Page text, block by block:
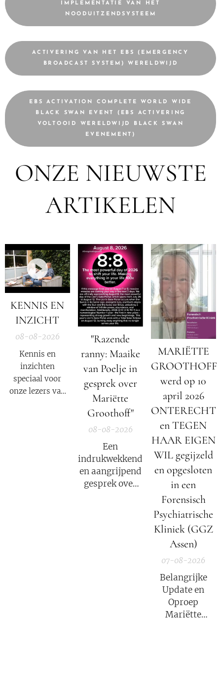
IMPLEMENTATIE VAN HET
NOODUITZENDSYSTEEM
ACTIVERING VAN HET EBS (EMERGENCY
BROADCAST SYSTEM) WERELDWIJD
EBS ACTIVATION COMPLETE WORLD WIDE
BLACK SWAN EVENT (EBS ACTIVERING
VOLTOOID WERELDWIJD BLACK SWAN
EVENEMENT)
ONZE NIEUWSTE
ARTIKELEN
KENNIS EN
INZICHT
08-08-2026
Kennis en
inzichten
speciaal voor
onze lezers van
"Razende
ranny: Maaike
van Poelje in
gesprek over
Mariëtte
Groothoff"
08-08-2026
Een
indrukwekkend
en aangrijpend
gesprek over
MARIËTTE
GROOTHOFF
werd op 10
april 2026
ONTERECHT
en TEGEN
HAAR EIGEN
WIL gegijzeld
en opgesloten
in een
Forensisch
Psychiatrische
Kliniek (GGZ
Assen)
07-08-2026
Belangrijke
Update en
Oproep
Mariëtte